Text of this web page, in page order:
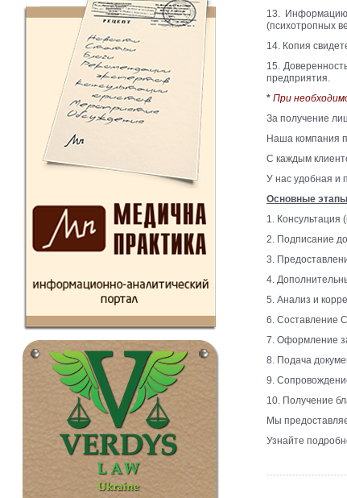
13. Информацию
(психотропных
14. Копия
15.
предприятия.
* При
За получение
Наша компания
С каждым
У нас удобная и
Основные этапы
1.
2. Подписание
3.
4.
5. Анализ и
6. Составление
7. Оформление
8. Подача
9.
10. Получение
Мы
Узнайте